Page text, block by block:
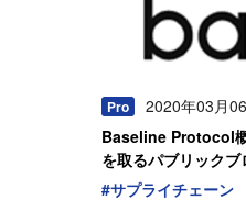
Pro
2020年03月
Baseline Protocol
を取るパブリック
めのフレームワーク
#サプライチェーン